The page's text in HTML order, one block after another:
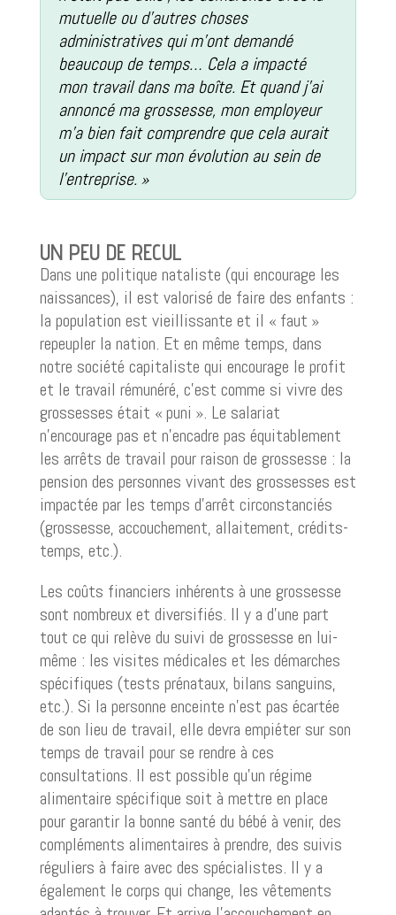
mutuelle ou d’autres choses
administratives qui m’ont demandé
beaucoup de temps… Cela a impacté
mon travail dans ma boîte. Et quand j’ai
annoncé ma grossesse, mon employeur
m’a bien fait comprendre que cela aurait
un impact sur mon évolution au sein de
l’entreprise. »
UN PEU DE RECUL
Dans une politique nataliste (qui encourage les
naissances), il est valorisé de faire des enfants :
la population est vieillissante et il « faut »
repeupler la nation. Et en même temps, dans
notre société capitaliste qui encourage le profit
et le travail rémunéré, c’est comme si vivre des
grossesses était « puni ». Le salariat
n’encourage pas et n’encadre pas équitablement
les arrêts de travail pour raison de grossesse : la
pension des personnes vivant des grossesses est
impactée par les temps d’arrêt circonstanciés
(grossesse, accouchement, allaitement, crédits-
temps, etc.).
Les coûts financiers inhérents à une grossesse
sont nombreux et diversifiés. Il y a d’une part
tout ce qui relève du suivi de grossesse en lui-
même : les visites médicales et les démarches
spécifiques (tests prénataux, bilans sanguins,
etc.). Si la personne enceinte n’est pas écartée
de son lieu de travail, elle devra empiéter sur son
temps de travail pour se rendre à ces
consultations. Il est possible qu’un régime
alimentaire spécifique soit à mettre en place
pour garantir la bonne santé du bébé à venir, des
compléments alimentaires à prendre, des suivis
réguliers à faire avec des spécialistes. Il y a
également le corps qui change, les vêtements